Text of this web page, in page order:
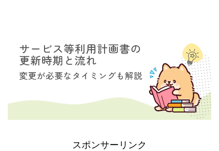
スポンサーリンク